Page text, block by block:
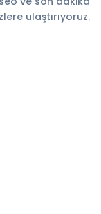
ulaştırıyoruz.